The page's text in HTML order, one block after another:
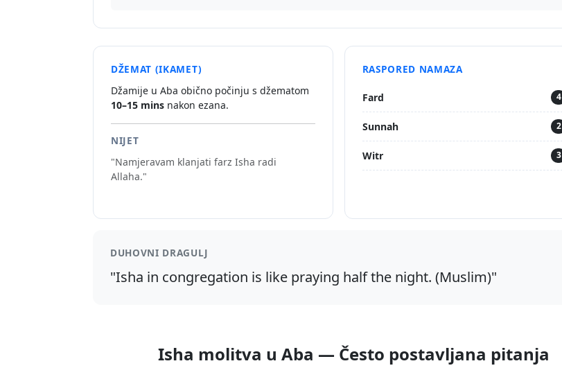
DŽEMAT (IKAMET)
Džamije u Aba obično počinju s džematom
10–15 mins nakon ezana.
NIJET
"Namjeravam klanjati farz Isha radi
Allaha."
RASPORED NAMAZA
Fard 4
Sunnah 2
Witr 3
DUHOVNI DRAGULJ
"Isha in congregation is like praying half the night. (Muslim)"
Isha molitva u Aba — Često postavljana pitanja